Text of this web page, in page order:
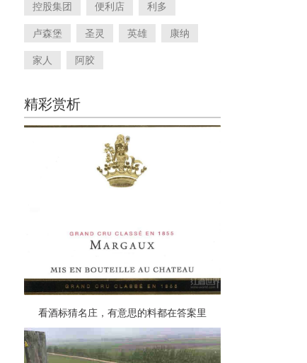
控股集团 便利店 利多
卢森堡 圣灵 英雄 康纳
家人 阿胶
精彩赏析
看酒标猜名庄，有意思的料都在答案里